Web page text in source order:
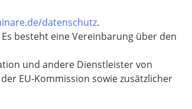
datenschutz.
besteht eine Vereinbarung über den
und andere Dienstleister von
EU-Kommission sowie zusätzlicher